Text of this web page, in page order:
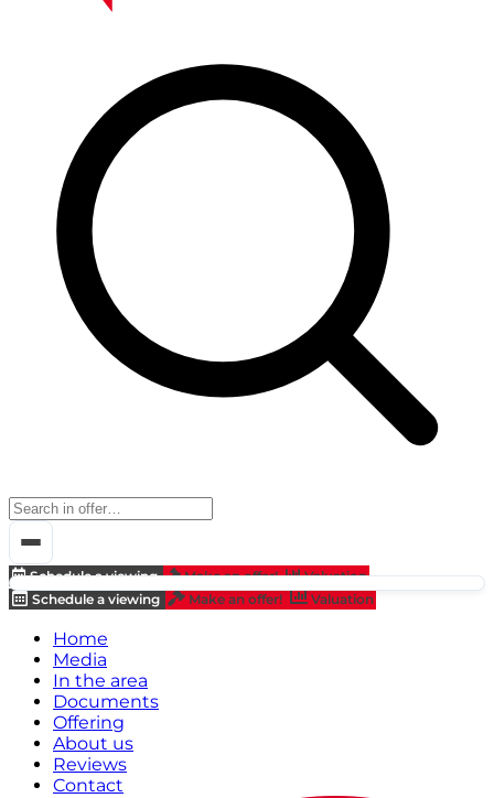
Schedule a viewing Make an offer!
Valuation
Schedule a viewing
Make an offer! Valuation
Home
Media
In the area
Documents
Offering
About us
Reviews
Contact